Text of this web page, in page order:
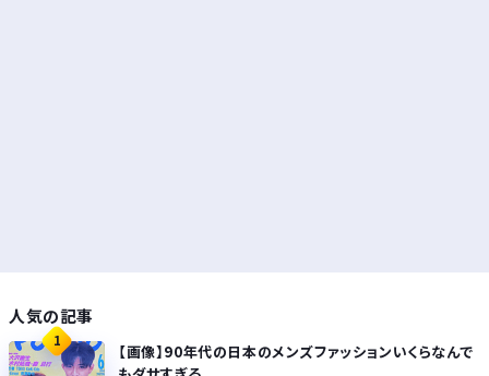
人気の記事
1
【画像】90年代の日本のメンズファッションいくらなんで